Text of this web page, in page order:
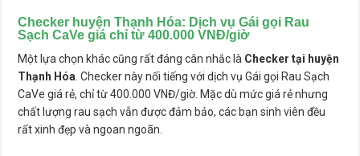
Checker huyện Thạnh Hóa: Dịch vụ Gái gọi Rau
Sạch CaVe giá chỉ từ 400.000 VNĐ/giờ
Một lựa chọn khác cũng rất đáng cân nhắc là Checker tại huyện
Thạnh Hóa. Checker này nổi tiếng với dịch vụ Gái gọi Rau Sạch
CaVe giá rẻ, chỉ từ 400.000 VNĐ/giờ. Mặc dù mức giá rẻ nhưng
chất lượng rau sạch vẫn được đảm bảo, các bạn sinh viên đều
rất xinh đẹp và ngoan ngoãn.